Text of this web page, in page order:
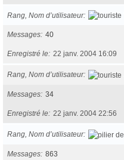
Rang, Nom d’utilisateur
Messages 40
Enregistré le 22 janv. 2004 16:09
Rang, Nom d’utilisateur
Messages 34
Enregistré le 22 janv. 2004 22:56
Rang, Nom d’utilisateur
Messages 863